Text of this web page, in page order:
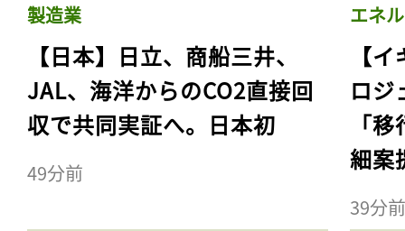
製造業
【日本】日立、商船三井、
JAL、海洋からのCO2直接回
収で共同実証へ。日本初
49分前
エネ
【
ロジ
「
細案
39分前